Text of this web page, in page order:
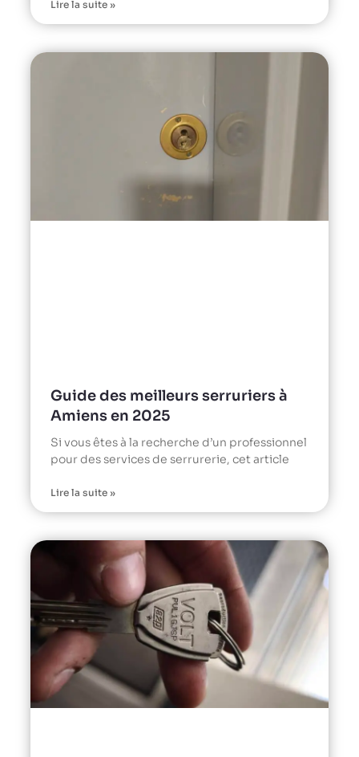
Lire la suite »
Guide des meilleurs serruriers à
Amiens en 2025
Si vous êtes à la recherche d’un professionnel
pour des services de serrurerie, cet article
Lire la suite »